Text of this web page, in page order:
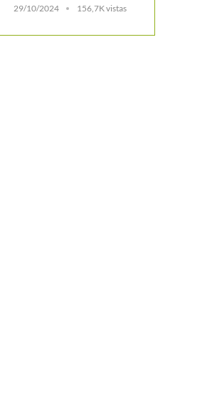
29/10/2024 156,7K vistas